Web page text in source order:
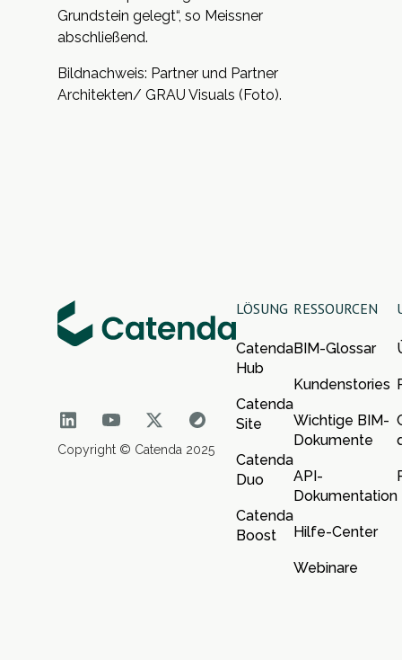
Grundstein gelegt“, so Meissner
abschließend.
Bildnachweis: Partner und Partner
Architekten/ GRAU Visuals (Foto).
Copyright © Catenda 2025
LÖSUNG
Catenda
Hub
Catenda
Site
Catenda
Duo
Catenda
Boost
RESSOURCEN
BIM-Glossar
Kundenstories
Wichtige BIM-
Dokumente
API-
Dokumentation
Hilfe-Center
Webinare